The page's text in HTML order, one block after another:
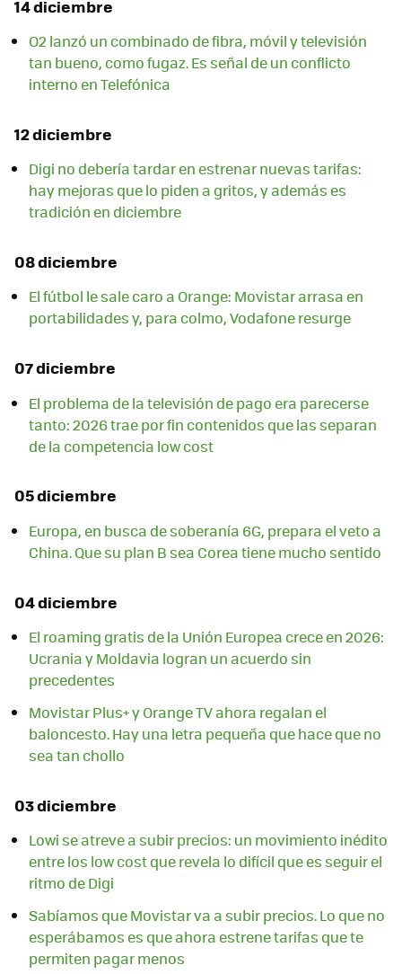
14 diciembre
O2 lanzó un combinado de fibra, móvil y televisión
tan bueno, como fugaz. Es señal de un conflicto
interno en Telefónica
12 diciembre
Digi no debería tardar en estrenar nuevas tarifas:
hay mejoras que lo piden a gritos, y además es
tradición en diciembre
08 diciembre
El fútbol le sale caro a Orange: Movistar arrasa en
portabilidades y, para colmo, Vodafone resurge
07 diciembre
El problema de la televisión de pago era parecerse
tanto: 2026 trae por fin contenidos que las separan
de la competencia low cost
05 diciembre
Europa, en busca de soberanía 6G, prepara el veto a
China. Que su plan B sea Corea tiene mucho sentido
04 diciembre
El roaming gratis de la Unión Europea crece en 2026:
Ucrania y Moldavia logran un acuerdo sin
precedentes
Movistar Plus+ y Orange TV ahora regalan el
baloncesto. Hay una letra pequeña que hace que no
sea tan chollo
03 diciembre
Lowi se atreve a subir precios: un movimiento inédito
entre los low cost que revela lo difícil que es seguir el
ritmo de Digi
Sabíamos que Movistar va a subir precios. Lo que no
esperábamos es que ahora estrene tarifas que te
permiten pagar menos